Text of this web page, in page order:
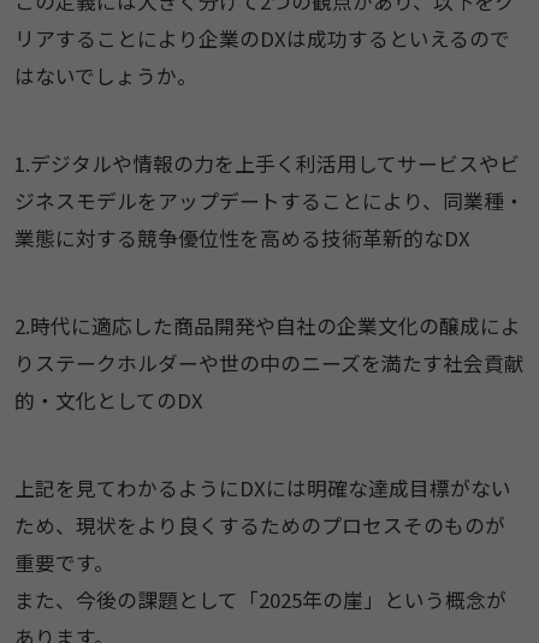
リアすることにより企業のDXは成功するといえるので
はないでしょうか。
1.デジタルや情報の力を上手く利活用してサービスやビ
ジネスモデルをアップデートすることにより、同業種・
業態に対する競争優位性を高める技術革新的なDX
2.時代に適応した商品開発や自社の企業文化の醸成によ
りステークホルダーや世の中のニーズを満たす社会貢献
的・文化としてのDX
上記を見てわかるようにDXには明確な達成目標がない
ため、現状をより良くするためのプロセスそのものが
重要です。
また、今後の課題として「2025年の崖」という概念が
あります。